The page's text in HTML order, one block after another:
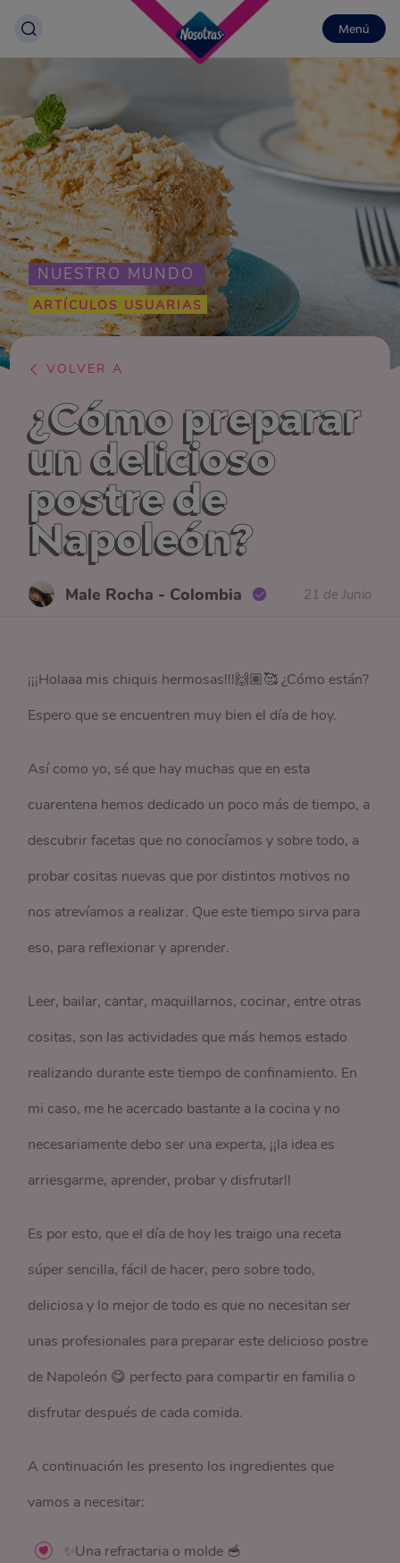
Menú
NUESTRO MUNDO
ARTÍCULOS USUARIAS
VOLVER A
¿Cómo preparar
un delicioso
postre de
Napoleón?
Male Rocha - Colombia 21 de Junio
¡¡¡Holaaa mis chiquis hermosas!!!🙌🏽🥰 ¿Cómo están?
Espero que se encuentren muy bien el día de hoy.
Así como yo, sé que hay muchas que en esta
cuarentena hemos dedicado un poco más de tiempo, a
descubrir facetas que no conocíamos y sobre todo, a
probar cositas nuevas que por distintos motivos no
nos atrevíamos a realizar. Que este tiempo sirva para
eso, para reflexionar y aprender.
Leer, bailar, cantar, maquillarnos, cocinar, entre otras
cositas, son las actividades que más hemos estado
realizando durante este tiempo de confinamiento. En
mi caso, me he acercado bastante a la cocina y no
necesariamente debo ser una experta, ¡¡la idea es
arriesgarme, aprender, probar y disfrutar!!
Es por esto, que el día de hoy les traigo una receta
súper sencilla, fácil de hacer, pero sobre todo,
deliciosa y lo mejor de todo es que no necesitan ser
unas profesionales para preparar este delicioso postre
de Napoleón 😋 perfecto para compartir en familia o
disfrutar después de cada comida.
A continuación les presento los ingredientes que
vamos a necesitar:
✨Una refractaria o molde 🥣